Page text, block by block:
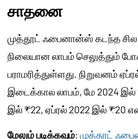
சாதனை
முத்தூட் ஃபைனான்ஸ் கடந்த
நிலையான லாபம் செலுத்தும்
பராமரித்துள்ளது. நிறுவனம்
இடைக்கால லாபம், மே 2024 இல்
இல் ₹22, ஏப்ரல் 2022 இல் ₹20
மேலும் படிக்கவும்: முத்தூட்